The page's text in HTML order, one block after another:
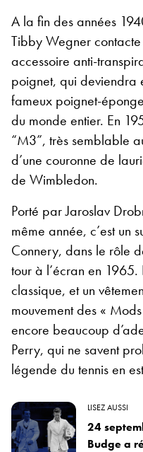
A la fin des années
Tibby Wegner contacte
accessoire anti-
poignet, qui deviendra
fameux poignet-
du monde entier. En
“M3”, très semblable
d’une couronne de
de Wimbledon.
Porté par Jaroslav
même année, c’est un
Connery, dans le rôle
tour à l’écran en
classique, et un
mouvement des «
encore beaucoup
Perry, qui ne savent
légende du tennis en
LISEZ AUSSI
24
Budge a